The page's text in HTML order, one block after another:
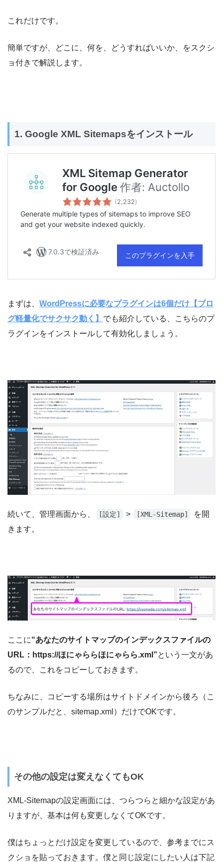
これだけです。
簡単ですが、どこに、何を、どうすればいいか、をスクシ
ョ付きで解説します。
1. Google XML Sitemapsをインストール
まずは、 WordPressに必要なプラグインは6個だけ【ブロ
グ軽量化でサクサク動く】 でも紹介している、こちらのプ
ラグインをインストールして有効化しましょう。
続いて、管理画面から、 [設定] > [XML-Sitemap]
を開
きます。
ここに“あなたのサイトマップのインデックスファイルの
URL：https://ほにゃららほにゃらら.xml”という一文があ
るので、これをコピーしておきます。
ちなみに、コピーする場所はサイトドメインから後ろ（こ
のサンプルだと、sitemap.xml）だけでOKです。
その他の設定は変えなくてもOK
XML-Sitemapの設定画面には、つらつらと細かな設定があ
りますが、基本は何も変更しなくてOKです。
僕はちょっとだけ設定を変更しているので、参考までにス
クショを貼っておきます。僕と同じ設定にしたい人は下記